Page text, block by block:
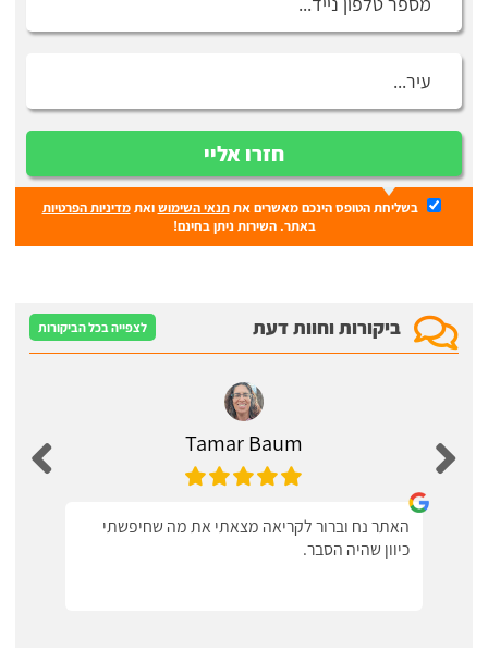
חזרו אליי
בשליחת הטופס הינכם מאשרים אתתנאי השימושואתמדיניות הפרטיות
באתר. השירות ניתן בחינם!
ביקורות וחוות דעת לצפייה בכל הביקורות
Tamar Baum
האתר נח וברור לקריאה מצאתי את מה שחיפשתי
כיוון שהיה הסבר.